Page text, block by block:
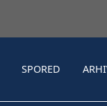
SPORED